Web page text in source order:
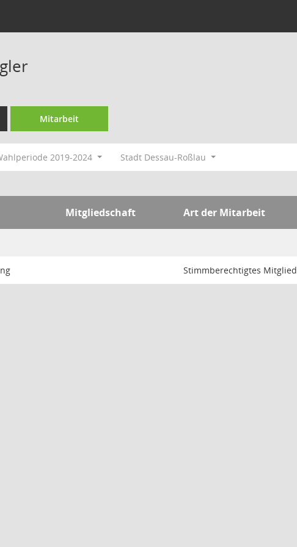
Mitarbeit
2019-2024 Stadt Dessau-Roßlau
Mitgliedschaft Art der Mitarbeit
Stimmberechtigtes Mitglied